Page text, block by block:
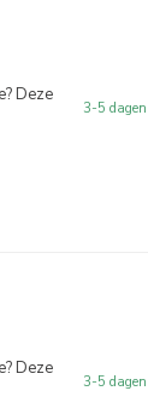
Deze
3-5
Deze
3-5